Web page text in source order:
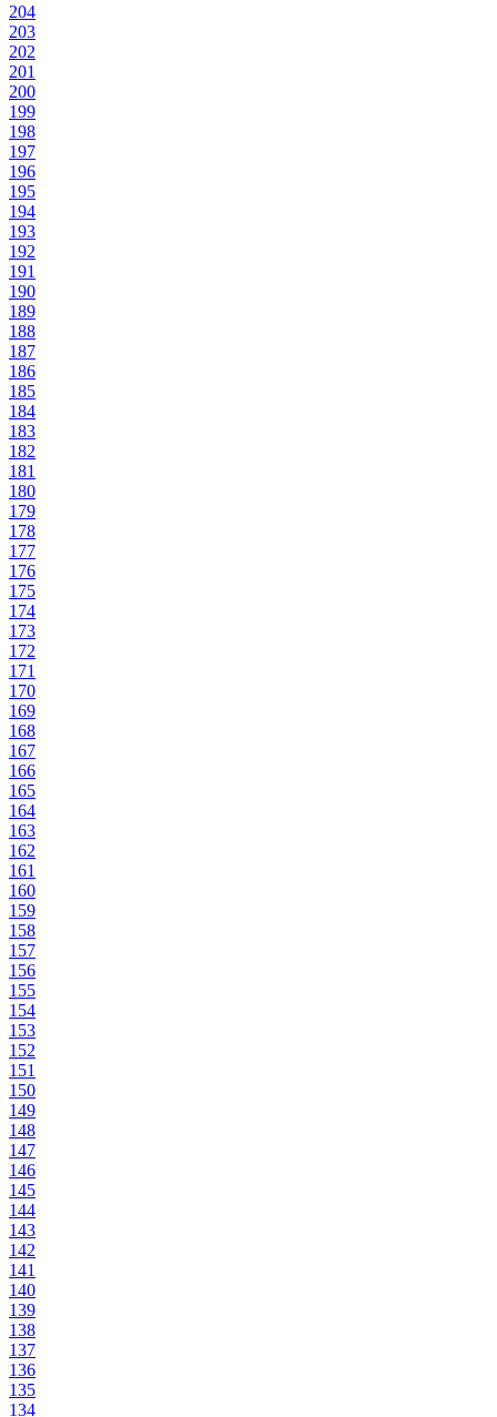
204
203
202
201
200
199
198
197
196
195
194
193
192
191
190
189
188
187
186
185
184
183
182
181
180
179
178
177
176
175
174
173
172
171
170
169
168
167
166
165
164
163
162
161
160
159
158
157
156
155
154
153
152
151
150
149
148
147
146
145
144
143
142
141
140
139
138
137
136
135
134